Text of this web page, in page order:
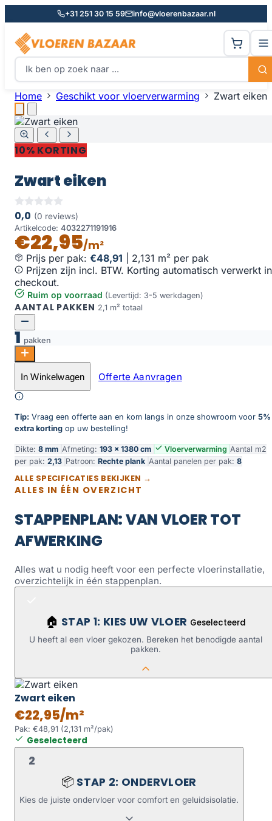
+31 251 30 15 59 info@vloerenbazaar.nl
Home Geschikt voor vloerverwarming Zwart eiken
10% KORTING
Zwart eiken
0,0 (0 reviews)
Artikelcode: 4032271191916
€22,95/m²
Prijs per pak: €48,91
2,131 m² per pak
Prijzen zijn incl. BTW. Korting automatisch verwerkt in
checkout.
Ruim op voorraad (Levertijd: 3-5 werkdagen)
AANTAL PAKKEN 2,1 m² totaal
1 pakken
Zwart eiken aantal
Toevoegen aan winkelwagen
In Winkelwagen Offerte Aanvragen
Tip: Vraag een offerte aan en kom langs in onze showroom voor 5%
extra korting op uw bestelling!
Dikte: 8 mm Afmeting: 193 × 1380 cm Vloerverwarming Aantal m2
per pak: 2,13 Patroon: Rechte plank Aantal panelen per pak: 8
ALLE SPECIFICATIES BEKIJKEN →
ALLES IN ÉÉN OVERZICHT
STAPPENPLAN: VAN VLOER TOT
AFWERKING
Alles wat u nodig heeft voor een perfecte vloerinstallatie,
overzichtelijk in één stappenplan.
🏠 STAP 1: KIES UW VLOER Geselecteerd
U heeft al een vloer gekozen. Bereken het benodigde aantal
pakken.
Zwart eiken
€22,95/m²
Pak: €48,91 (2,131 m²/pak)
Geselecteerd
2
📦 STAP 2: ONDERVLOER
Kies de juiste ondervloer voor comfort en geluidsisolatie.